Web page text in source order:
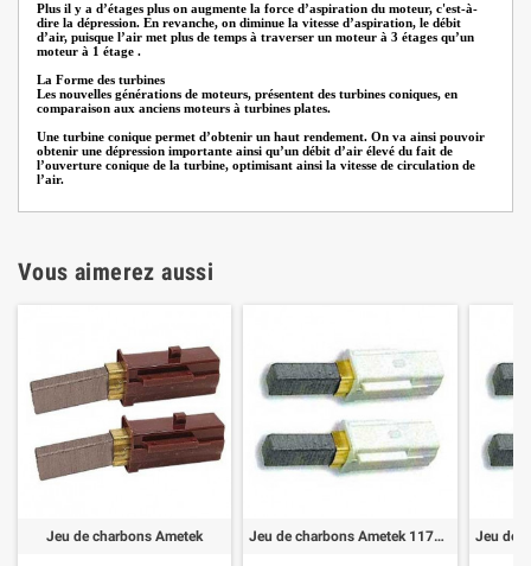
Plus il y a d’étages plus on augmente la force d’aspiration du moteur, c'est-à-
dire la dépression. En revanche, on diminue la vitesse d’aspiration, le débit
d’air, puisque l’air met plus de temps à traverser un moteur à 3 étages qu’un
moteur à 1 étage .
La Forme des turbines
Les nouvelles générations de moteurs, présentent des turbines coniques, en
comparaison aux anciens moteurs à turbines plates.
Une turbine conique permet d’obtenir un haut rendement. On va ainsi pouvoir
obtenir une dépression importante ainsi qu’un débit d’air élevé du fait de
l’ouverture conique de la turbine, optimisant ainsi la vitesse de circulation de
l’air.
Vous aimerez aussi
Jeu de charbons Ametek Jeu de charbons Ametek 117123